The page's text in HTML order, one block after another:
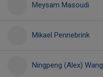
Meysam Masoudi
Mikael Pennebrink
Ningpeng (Alex) Wang